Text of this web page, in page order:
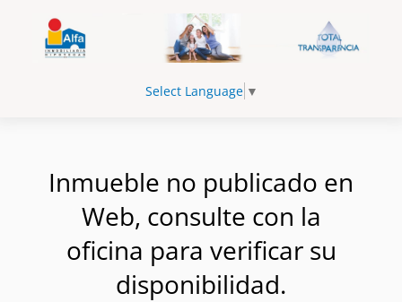
Select Language ▼
Inmueble no publicado en
Web, consulte con la
oficina para verificar su
disponibilidad.